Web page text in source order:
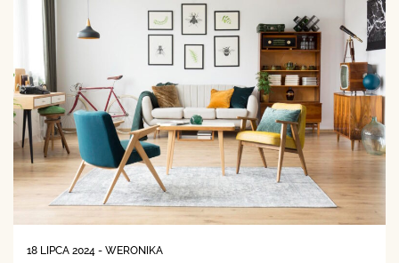
18 LIPCA 2024 - WERONIKA